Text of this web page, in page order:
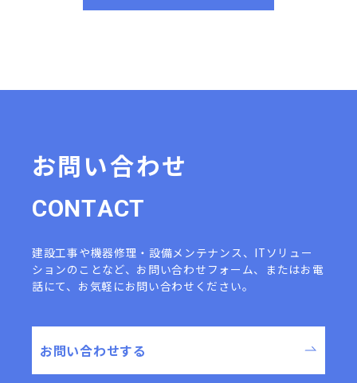
お問い合わせ
CONTACT
建設工事や機器修理・設備メンテナンス、ITソリュー
ションのことなど、 お問い合わせフォーム、またはお電
話にて、お気軽にお問い合わせください。
お問い合わせする